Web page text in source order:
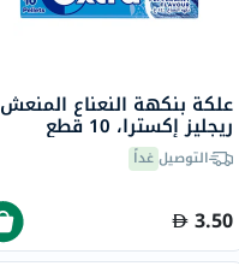
علكة بنكهة النعناع المنعش
ريجليز إكسترا، 10 قطع
التوصيلغداً
3.50